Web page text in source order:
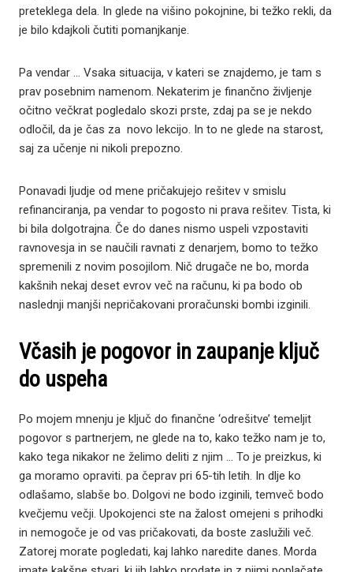
preteklega dela. In glede na višino pokojnine, bi težko rekli, da
je bilo kdajkoli čutiti pomanjkanje.
Pa vendar … Vsaka situacija, v kateri se znajdemo, je tam s
prav posebnim namenom. Nekaterim je finančno življenje
očitno večkrat pogledalo skozi prste, zdaj pa se je nekdo
odločil, da je čas za novo lekcijo. In to ne glede na starost,
saj za učenje ni nikoli prepozno.
Ponavadi ljudje od mene pričakujejo rešitev v smislu
refinanciranja, pa vendar to pogosto ni prava rešitev. Tista, ki
bi bila dolgotrajna. Če do danes nismo uspeli vzpostaviti
ravnovesja in se naučili ravnati z denarjem, bomo to težko
spremenili z novim posojilom. Nič drugače ne bo, morda
kakšnih nekaj deset evrov več na računu, ki pa bodo ob
naslednji manjši nepričakovani proračunski bombi izginili.
Včasih je pogovor in zaupanje ključ
do uspeha
Po mojem mnenju je ključ do finančne ‘odrešitve’ temeljit
pogovor s partnerjem, ne glede na to, kako težko nam je to,
kako tega nikakor ne želimo deliti z njim … To je preizkus, ki
ga moramo opraviti. pa čeprav pri 65-tih letih. In dlje ko
odlašamo, slabše bo. Dolgovi ne bodo izginili, temveč bodo
kvečjemu večji. Upokojenci ste na žalost omejeni s prihodki
in nemogoče je od vas pričakovati, da boste zaslužili več.
Zatorej morate pogledati, kaj lahko naredite danes. Morda